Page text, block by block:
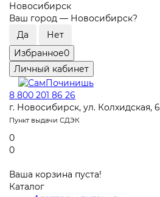
Новосибирск
Ваш город — Новосибирск?
Избранное0
Личный кабинет
8 800 201 86 26
г. Новосибирск, ул. Колхидская, 6
Пункт выдачи СДЭК
0
0
Ваша корзина пуста!
Каталог